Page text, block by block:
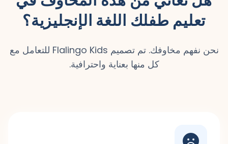
تعليم طفلك اللغة الإنجليزية؟
نحن نفهم مخاوفك. تم تصميم Flalingo Kids للتعامل مع
كل منها بعناية واحترافية.